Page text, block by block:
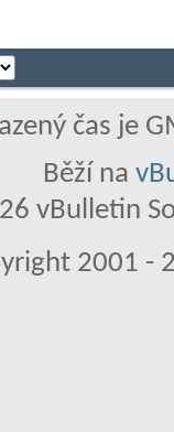
čas je
Běží na
vBulletin
2001 -